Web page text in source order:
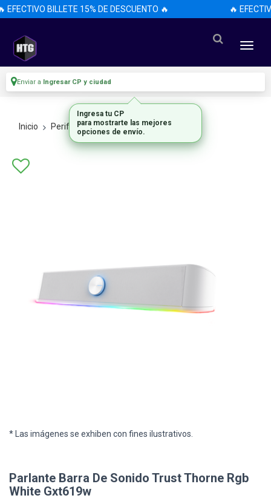
EFECTIVO BILLETE 15% DE DESCUENTO 🔥 🔥
Enviar a Ingresar CP y ciudad
Inicio Perifericos Parlantes
* Las imágenes se exhiben con fines ilustrativos.
Parlante Barra De Sonido Trust Thorne Rgb
White Gxt619w
Ingresa tu CP
para mostrarte las mejores
opciones de envío.